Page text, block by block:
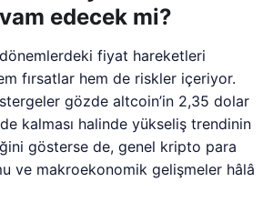
edecek mi?
dönemlerdeki fiyat hareketleri
fırsatlar hem de riskler içeriyor.
gözde altcoin’in 2,35 dolar
kalması halinde yükseliş trendinin
gösterse de, genel kripto para
ve makroekonomik gelişmeler hâlâ